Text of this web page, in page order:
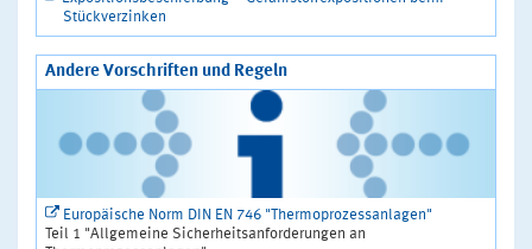
Stückverzinken
Andere Vorschriften und Regeln
Europäische Norm DIN EN 746 "Thermoprozessanlagen"
Teil 1 "Allgemeine Sicherheitsanforderungen an